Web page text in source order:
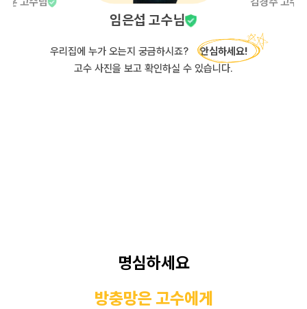
임은섭 고수님
우리집에 누가 오는지 궁금하시죠?안심하세요!
고수 사진을 보고 확인하실 수 있습니다.
명심하세요
방충망은 고수에게